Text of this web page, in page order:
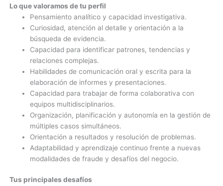
Lo que valoramos de tu perfil
Pensamiento analítico y capacidad investigativa.
Curiosidad, atención al detalle y orientación a la
búsqueda de evidencia.
Capacidad para identificar patrones, tendencias y
relaciones complejas.
Habilidades de comunicación oral y escrita para la
elaboración de informes y presentaciones.
Capacidad para trabajar de forma colaborativa con
equipos multidisciplinarios.
Organización, planificación y autonomía en la gestión de
múltiples casos simultáneos.
Orientación a resultados y resolución de problemas.
Adaptabilidad y aprendizaje continuo frente a nuevas
modalidades de fraude y desafíos del negocio.
Tus principales desafíos